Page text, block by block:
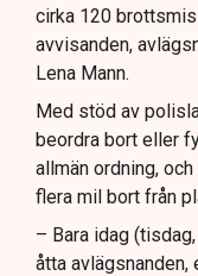
cirka 120
avvisanden,
Lena Mann.
Med stöd av
beordra bort eller
allmän ordning,
flera mil bort från
– Bara idag
åtta